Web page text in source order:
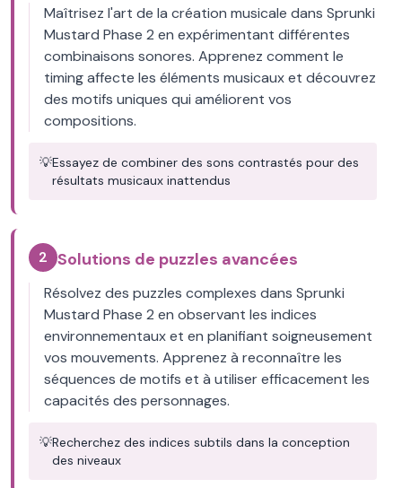
Maîtrisez l'art de la création musicale dans Sprunki
Mustard Phase 2 en expérimentant différentes
combinaisons sonores. Apprenez comment le
timing affecte les éléments musicaux et découvrez
des motifs uniques qui améliorent vos
compositions.
💡Essayez de combiner des sons contrastés pour des
résultats musicaux inattendus
2 Solutions de puzzles avancées
Résolvez des puzzles complexes dans Sprunki
Mustard Phase 2 en observant les indices
environnementaux et en planifiant soigneusement
vos mouvements. Apprenez à reconnaître les
séquences de motifs et à utiliser efficacement les
capacités des personnages.
💡Recherchez des indices subtils dans la conception
des niveaux